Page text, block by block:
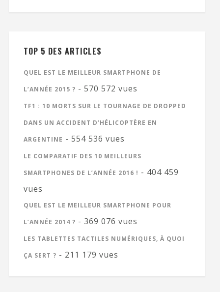
TOP 5 DES ARTICLES
QUEL EST LE MEILLEUR SMARTPHONE DE
L’ANNÉE 2015 ? - 570 572 vues
TF1 : 10 MORTS SUR LE TOURNAGE DE DROPPED
DANS UN ACCIDENT D’HÉLICOPTÈRE EN
ARGENTINE - 554 536 vues
LE COMPARATIF DES 10 MEILLEURS
SMARTPHONES DE L’ANNÉE 2016 ! - 404 459
vues
QUEL EST LE MEILLEUR SMARTPHONE POUR
L’ANNÉE 2014 ? - 369 076 vues
LES TABLETTES TACTILES NUMÉRIQUES, À QUOI
ÇA SERT ? - 211 179 vues